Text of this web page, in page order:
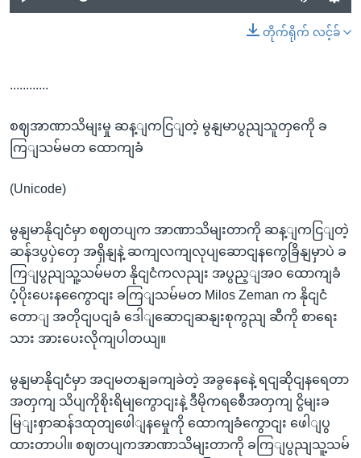
တိုက်ရိုက် လင့်ခ်
............
စဈအာဏာသိမျးမှု ဆန့ျကငြျတဲ့ မွနျမာပွညျသူတှကေို ခ
ကြျသမ်မတ ထောကျခံ
(Unicode)
မွနျမာနိုငျငံမှာ စဈတပျက အာဏာသိမျးတာကို ဆန့ျကငြျတဲ့
ဆန်ဒပွပှဲတှေ အရှိနျနဲ့ ဆကျလကျလုပျဆောငျနကွေခြိနျမှာပဲ ခ
ကြျပွညျသူ့သမ်မတ နိုငျငံကလညျး အပွည့ျအဝ ထောကျခံ
ပံ့ပိုးပေးနကွေောငျး ခကြျသမ်မတ Milos Zeman က နိုငျငံ
တောျ အတိုငျပငျခံ ဒေါျဆောငျဆနျးစုကွညျ ဆီကို စာရေး
သား အားပေးလိုကျပါတယျ။
မွနျမာနိုငျငံမှာ အငျမတနျခကျခဲတဲ့ အခွနေနေဲ့ ရငျဆိုငျနရေတာ
အတှကျ သိပျကိုစိုးရိမျကွောငျးနဲ့ ဒီမိုကရစေီအတှကျ ငွိမျးခ
မြျးစှာဆန်ဒထုတျဖေါျနမှေုကို ထောကျခံကွောငျး ဖေါျပွ
ထားတာပါ။ စဈတပျကအာဏာသိမျးတာကို ခကြျပွညျသူ့သမ်